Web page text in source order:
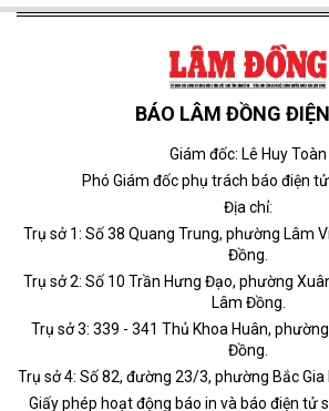
BÁO LÂM ĐỒNG
Giám đốc: Lê Huy Toàn
Phó Giám đốc phụ trách báo điện
Địa chỉ:
Trụ sở 1: Số 38 Quang Trung, phường Lâm
Đồng.
Trụ sở 2: Số 10 Trần Hưng Đạo, phường
Lâm Đồng.
Trụ sở 3: 339 - 341 Thủ Khoa Huân,
Đồng.
Trụ sở 4: Số 82, đường 23/3, phường Bắc Gia
Giấy phép hoạt động báo in và báo điện tử